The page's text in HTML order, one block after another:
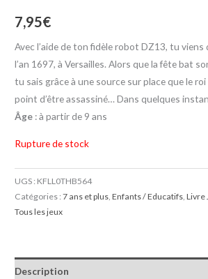
7,95€
Avec l’aide de ton fidèle robot DZ13, tu
l’an 1697, à Versailles. Alors que la fête bat
tu sais grâce à une source sur place que le
point d’être assassiné… Dans quelques
Âge : à partir de 9 ans
Rupture de stock
UGS : KFLL0THB564
Catégories :7 ans et plus ,Enfants / Educatifs ,Livre
Tous les jeux
Description